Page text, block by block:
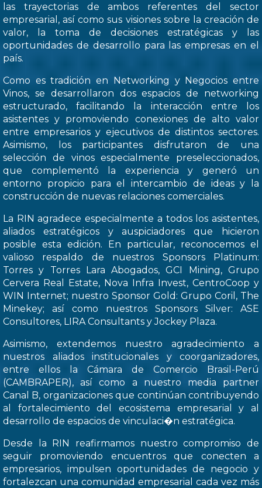
las trayectorias de ambos referentes del sector
empresarial, así como sus visiones sobre la creación de
valor, la toma de decisiones estratégicas y las
oportunidades de desarrollo para las empresas en el
país.
Como es tradición en Networking y Negocios entre
Vinos, se desarrollaron dos espacios de networking
estructurado, facilitando la interacción entre los
asistentes y promoviendo conexiones de alto valor
entre empresarios y ejecutivos de distintos sectores.
Asimismo, los participantes disfrutaron de una
selección de vinos especialmente preseleccionados,
que complementó la experiencia y generó un
entorno propicio para el intercambio de ideas y la
construcción de nuevas relaciones comerciales.
La RIN agradece especialmente a todos los asistentes,
aliados estratégicos y auspiciadores que hicieron
posible esta edición. En particular, reconocemos el
valioso respaldo de nuestros Sponsors Platinum:
Torres y Torres Lara Abogados, GCI Mining, Grupo
Cervera Real Estate, Nova Infra Invest, CentroCoop y
WIN Internet; nuestro Sponsor Gold: Grupo Coril, The
Minekey; así como nuestros Sponsors Silver: ASE
Consultores, LIRA Consultants y Jockey Plaza.
Asimismo, extendemos nuestro agradecimiento a
nuestros aliados institucionales y coorganizadores,
entre ellos la Cámara de Comercio Brasil-Perú
(CAMBRAPER), así como a nuestro media partner
Canal B, organizaciones que continúan contribuyendo
al fortalecimiento del ecosistema empresarial y al
desarrollo de espacios de vinculaci�n estratégica.
Desde la RIN reafirmamos nuestro compromiso de
seguir promoviendo encuentros que conecten a
empresarios, impulsen oportunidades de negocio y
fortalezcan una comunidad empresarial cada vez más